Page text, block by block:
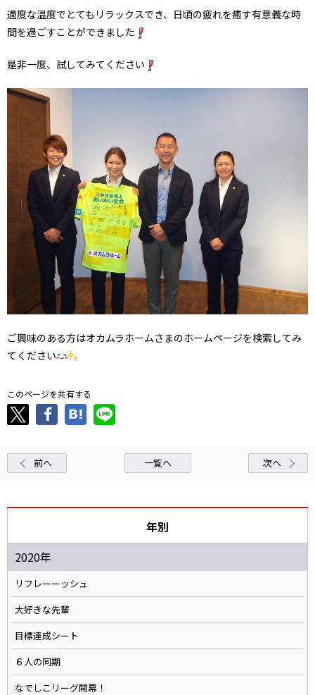
適度な温度でとてもリラックスでき、日頃の疲れを癒す有意義な時
間を過ごすことができました
是非一度、試してみてください
ご興味のある方はオカムラホームさまのホームページを検索してみ
てください
このページを共有する
前へ 一覧へ 次へ
年別
2020年
リフレーーッシュ
大好きな先輩
目標達成シート
６人の同期
なでしこリーグ開幕！